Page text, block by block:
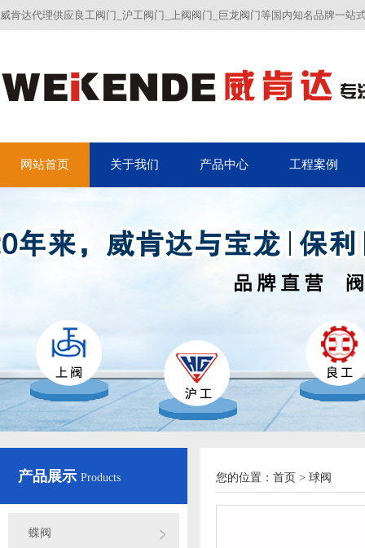
威肯达代理供应良工阀门_沪工阀门_上阀阀门_巨龙阀门等国内知名品牌一站
网站首页 关于我们 产品中心 工程案例
产品展示 Products
蝶阀
您的位置： 首页 > 球阀